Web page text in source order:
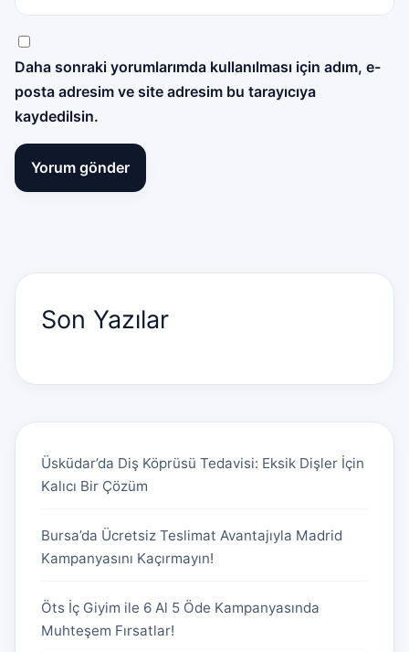
Daha sonraki yorumlarımda kullanılması için adım, e-
posta adresim ve site adresim bu tarayıcıya
kaydedilsin.
Son Yazılar
Üsküdar’da Diş Köprüsü Tedavisi: Eksik Dişler İçin
Kalıcı Bir Çözüm
Bursa’da Ücretsiz Teslimat Avantajıyla Madrid
Kampanyasını Kaçırmayın!
Öts İç Giyim ile 6 Al 5 Öde Kampanyasında
Muhteşem Fırsatlar!